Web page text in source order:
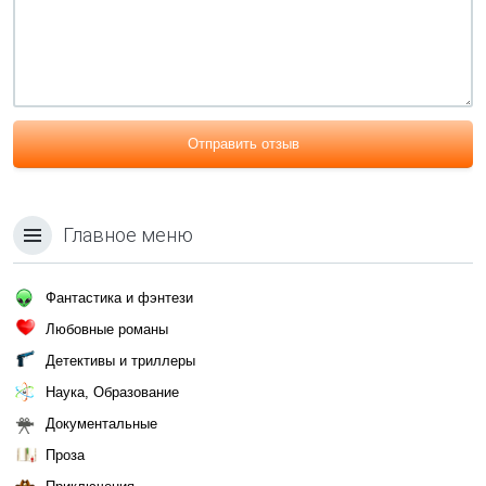
Отправить отзыв
Главное меню
Фантастика и фэнтези
Любовные романы
Детективы и триллеры
Наука, Образование
Документальные
Проза